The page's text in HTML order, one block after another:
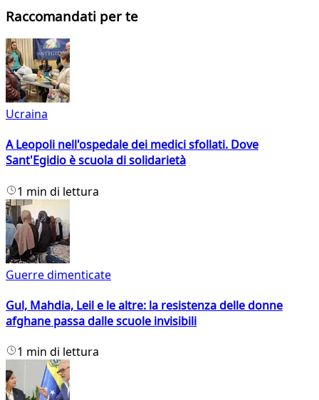
Raccomandati per te
Ucraina
A Leopoli nell'ospedale dei medici sfollati. Dove
Sant'Egidio è scuola di solidarietà
1 min di lettura
Guerre dimenticate
Gul, Mahdia, Leil e le altre: la resistenza delle donne
afghane passa dalle scuole invisibili
1 min di lettura